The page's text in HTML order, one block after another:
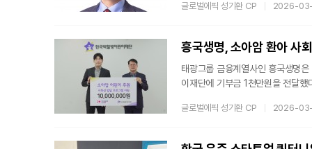
4월 중 설치될 예정이다.NH농협
신·외환 ▲손해보험은 선박 보험,
글로벌에픽 성기환 CP 2026-
흥국생명, 소아암 환아 사
태광그룹 금융계열사인 흥국생명
이재단에 기부금 1천만원을 전달
래와의 상호작용을 통해 사회성을
스럽게 소통하고 관계를 형성할
글로벌에픽 성기환 CP 2026-